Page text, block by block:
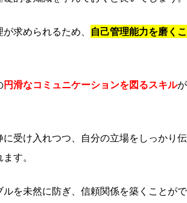
求められるため、 自己管理能力を磨く
円滑なコミュニケーションを図るスキル
受け入れつつ、自分の立場をしっかり
す。
ルを未然に防ぎ、信頼関係を築くことが